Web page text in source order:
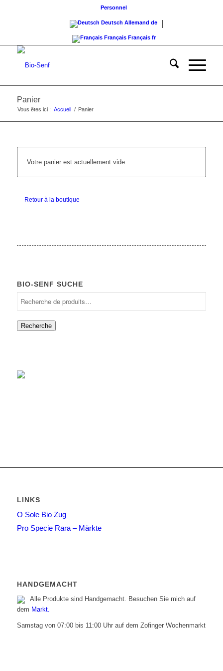
Personnel
Deutsch Allemand de
Français Français fr
Panier
Vous êtes ici : Accueil / Panier
Votre panier est actuellement vide.
Retour à la boutique
BIO-SENF SUCHE
Recherche
LINKS
O Sole Bio Zug
Pro Specie Rara – Märkte
HANDGEMACHT
Alle Produkte sind Handgemacht. Besuchen Sie mich auf
dem Markt.
Samstag von 07:00 bis 11:00 Uhr auf dem Zofinger Wochenmarkt